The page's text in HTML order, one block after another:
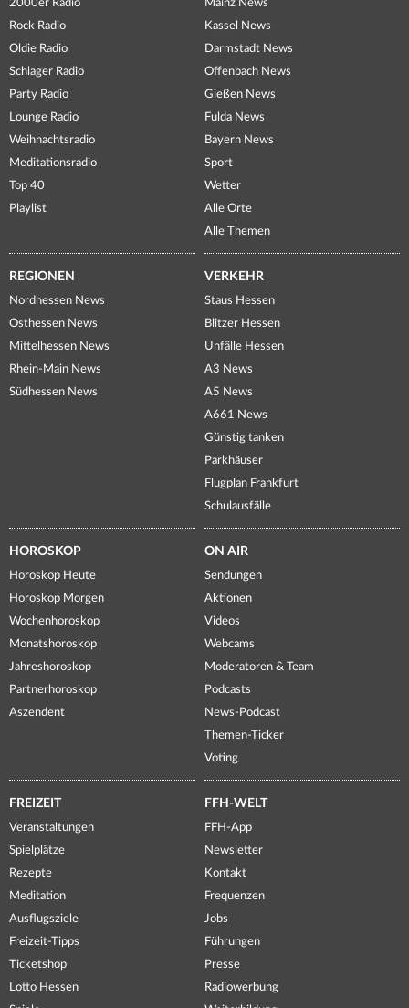
2000er Radio
Rock Radio
Oldie Radio
Schlager Radio
Party Radio
Lounge Radio
Weihnachtsradio
Meditationsradio
Top 40
Playlist
Mainz News
Kassel News
Darmstadt News
Offenbach News
Gießen News
Fulda News
Bayern News
Sport
Wetter
Alle Orte
Alle Themen
REGIONEN
Nordhessen News
Osthessen News
Mittelhessen News
Rhein-Main News
Südhessen News
VERKEHR
Staus Hessen
Blitzer Hessen
Unfälle Hessen
A3 News
A5 News
A661 News
Günstig tanken
Parkhäuser
Flugplan Frankfurt
Schulausfälle
HOROSKOP
Horoskop Heute
Horoskop Morgen
Wochenhoroskop
Monatshoroskop
Jahreshoroskop
Partnerhoroskop
Aszendent
ON AIR
Sendungen
Aktionen
Videos
Webcams
Moderatoren & Team
Podcasts
News-Podcast
Themen-Ticker
Voting
FREIZEIT
Veranstaltungen
Spielplätze
Rezepte
Meditation
Ausflugsziele
Freizeit-Tipps
Ticketshop
Lotto Hessen
FFH-WELT
FFH-App
Newsletter
Kontakt
Frequenzen
Jobs
Führungen
Presse
Radiowerbung